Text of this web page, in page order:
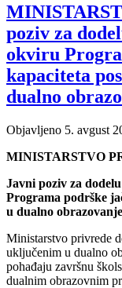
poziv za
okviru
kapaciteta
dualno
Objavljeno 5. avgust
MINISTARSTVO
Javni poziv za
Programa podrške
u dualno
Ministarstvo privrede
uključenim u dualno
pohađaju završnu
dualnim obrazovnim